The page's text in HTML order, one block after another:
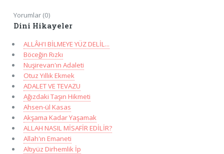
Yorumlar (0)
Dini Hikayeler
ALLÂH'I BİLMEYE YÜZ DELİL...
Böceğin Rızkı
Nuşirevan'ın Adaleti
Otuz Yıllık Ekmek
ADALET VE TEVAZU
Ağızdaki Taşın Hikmeti
Ahsen-ül Kasas
Akşama Kadar Yaşamak
ALLAH NASIL MİSAFİR EDİLİR?
Allah'ın Emaneti
Altıyüz Dirhemlik İp